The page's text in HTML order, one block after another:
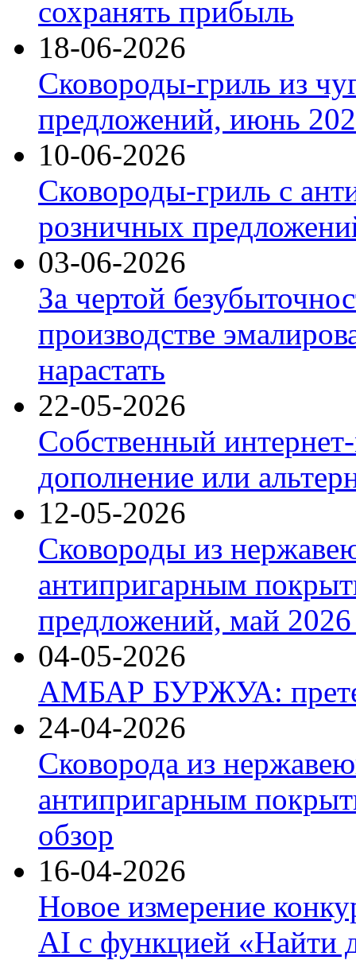
сохранять прибыль
18-06-2026
Сковороды-гриль из
предложений, июнь
10-06-2026
Сковороды-гриль с
розничных
03-06-2026
За чертой
производстве
нарастать
22-05-2026
Собственный
дополнение или
12-05-2026
Сковороды из
антипригарным
предложений, май 2026
04-05-2026
АМБАР БУРЖУА:
24-04-2026
Сковорода из
антипригарным
обзор
16-04-2026
Новое измерение
AI с функцией «Найти